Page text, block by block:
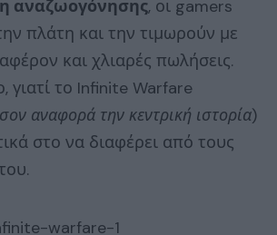
αναζωογόνησης, οι gamers
πλάτη και την τιμωρούν με
και χλιαρές πωλήσεις.
γιατί το Infinite Warfare
αναφορά την κεντρική ιστορία)
στο να διαφέρει από τους